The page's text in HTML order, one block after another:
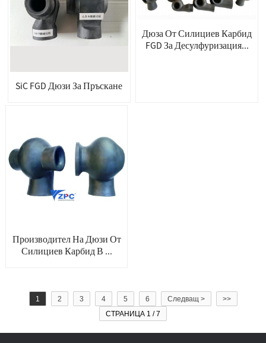
SiC FGD Дюзи За Пръскане
Дюза От Силициев Карбид
FGD За Десулфуризация...
Производител На Дюзи От
Силициев Карбид В ...
1 2 3 4 5 6 Следващ >
>>
СТРАНИЦА 1 / 7